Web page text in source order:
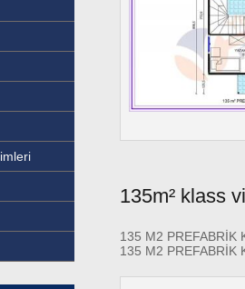
135m² klass
135 M2 PREFABRİK
135 M2 PREFABRİK